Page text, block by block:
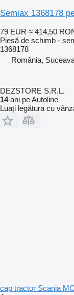
Semiax 1368178
79 EUR ≈ 414,50
Piesă de schimb -
1368178
România,
DEZSTORE S.R.L.
14ani pe Autoline
Luați legătura cu
cap tractor Scania